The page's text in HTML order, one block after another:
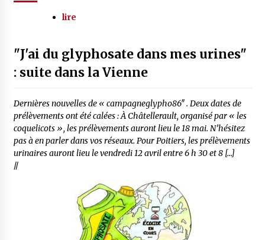
lire
"J'ai du glyphosate dans mes urines"
: suite dans la Vienne
Dernières nouvelles de « campagneglypho86″ . Deux dates de
prélèvements ont été calées : À Châtellerault, organisé par « les
coquelicots », les prélèvements auront lieu le 18 mai. N’hésitez
pas à en parler dans vos réseaux. Pour Poitiers, les prélèvements
urinaires auront lieu le vendredi 12 avril entre 6 h 30 et 8 […]
//